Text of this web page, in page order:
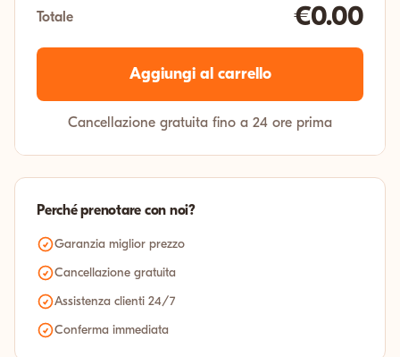
Totale €0.00
Aggiungi al carrello
Cancellazione gratuita fino a 24 ore prima
Perché prenotare con noi?
Garanzia miglior prezzo
Cancellazione gratuita
Assistenza clienti 24/7
Conferma immediata